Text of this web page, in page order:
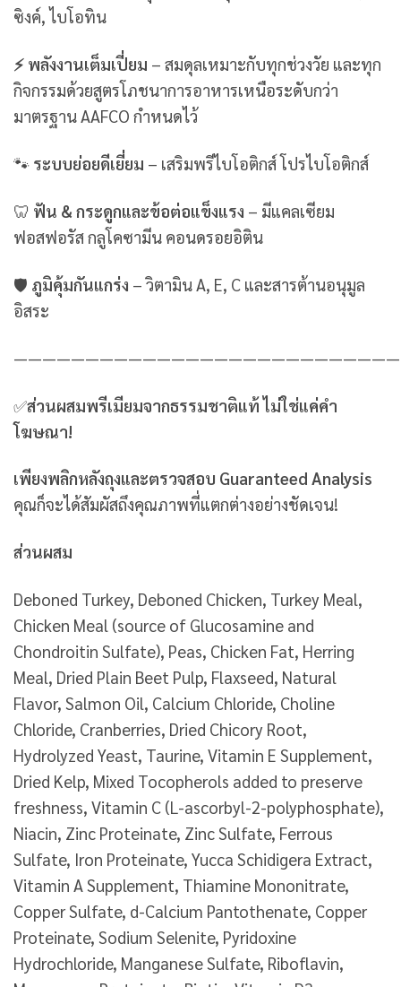
ซิงค์, ไบโอทิน
⚡ พลังงานเต็มเปี่ยม – สมดุลเหมาะกับทุกช่วงวัย และทุก
กิจกรรมด้วยสูตรโภชนาการอาหารเหนือระดับกว่า
มาตรฐาน AAFCO กำหนดไว้
🐾 ระบบย่อยดีเยี่ยม – เสริมพรีไบโอติกส์ โปรไบโอติกส์
🦷 ฟัน & กระดูกและข้อต่อแข็งแรง – มีแคลเซียม
ฟอสฟอรัส กลูโคซามีน คอนดรอยอิติน
🛡 ภูมิคุ้มกันแกร่ง – วิตามิน A, E, C และสารต้านอนุมูล
อิสระ
✅ส่วนผสมพรีเมียมจากธรรมชาติแท้ ไม่ใช่แค่คำ
โฆษณา!
เพียงพลิกหลังถุงและตรวจสอบ Guaranteed Analysis
คุณก็จะได้สัมผัสถึงคุณภาพที่แตกต่างอย่างชัดเจน!
ส่วนผสม
Deboned Turkey, Deboned Chicken, Turkey Meal,
Chicken Meal (source of Glucosamine and
Chondroitin Sulfate), Peas, Chicken Fat, Herring
Meal, Dried Plain Beet Pulp, Flaxseed, Natural
Flavor, Salmon Oil, Calcium Chloride, Choline
Chloride, Cranberries, Dried Chicory Root,
Hydrolyzed Yeast, Taurine, Vitamin E Supplement,
Dried Kelp, Mixed Tocopherols added to preserve
freshness, Vitamin C (L-ascorbyl-2-polyphosphate),
Niacin, Zinc Proteinate, Zinc Sulfate, Ferrous
Sulfate, Iron Proteinate, Yucca Schidigera Extract,
Vitamin A Supplement, Thiamine Mononitrate,
Copper Sulfate, d-Calcium Pantothenate, Copper
Proteinate, Sodium Selenite, Pyridoxine
Hydrochloride, Manganese Sulfate, Riboflavin,